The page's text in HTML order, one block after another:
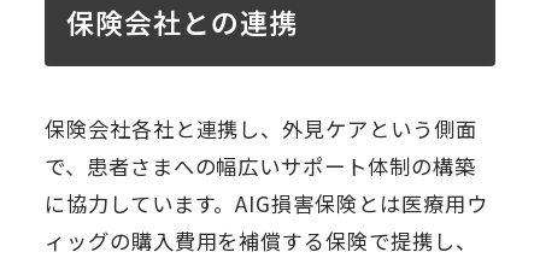
保険会社との連携
保険会社各社と連携し、外見ケアという側面
で、患者さまへの幅広いサポート体制の構築
に協力しています。AIG損害保険とは医療用ウ
ィッグの購入費用を補償する保険で提携し、